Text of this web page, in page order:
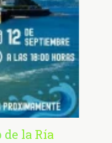
de la Ría